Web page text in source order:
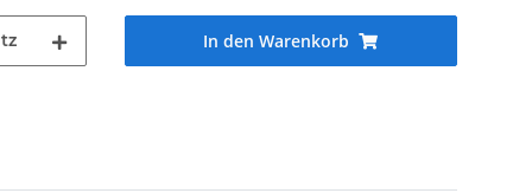
In den Warenkorb